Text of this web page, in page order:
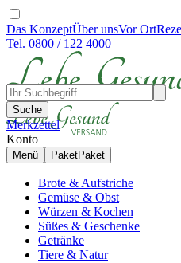
Das KonzeptÜber unsVor Ort
Tel. 0800 / 122 4000
Suche
Merkzettel
Konto
Menü PaketPaket
Brote & Aufstriche
Gemüse & Obst
Würzen & Kochen
Süßes & Geschenke
Getränke
Tiere & Natur